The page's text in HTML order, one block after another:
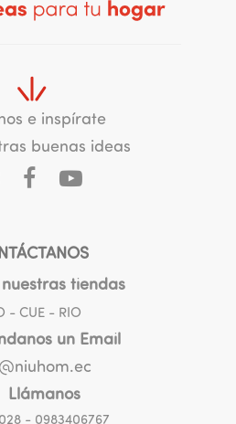
e inspírate
buenas ideas
nuestras tiendas
- CUE - RIO
un Email
Llámanos
- 0983406767